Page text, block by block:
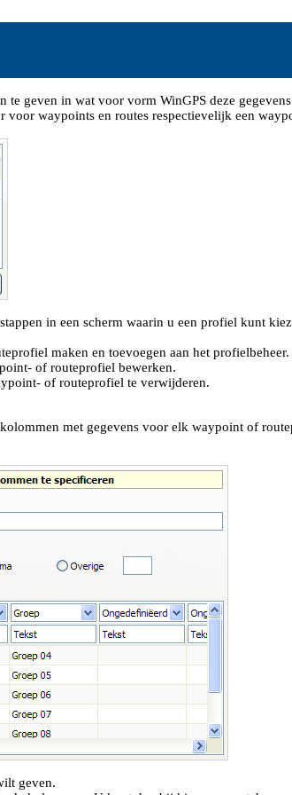
te geven in wat voor vorm WinGPS deze
voor waypoints en routes respectievelijk een
in een scherm waarin u een profiel kunt
maken en toevoegen aan het profielbeheer.
of routeprofiel bewerken.
of routeprofiel te verwijderen.
met gegevens voor elk waypoint of
geven.